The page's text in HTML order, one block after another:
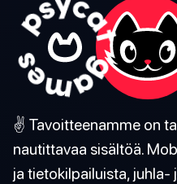
✌️ Tavoitteenamme on
nautittavaa sisältöä.
ja tietokilpailuista, juhla-